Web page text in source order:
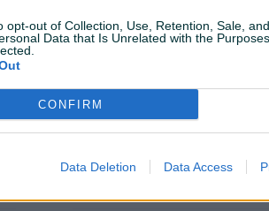
opt-out of Collection, Use, Retention, Sale,
Data that Is Unrelated with the
CONFIRM
Data Deletion Data Access
Svjetla
Komande na volanu
Touch screen (ekran)